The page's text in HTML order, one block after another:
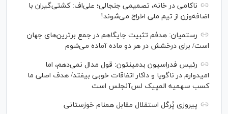
ناکامی در خانه، تصمیمی جنجالی؛ علی‌اف: کشتی‌گیران با
اضافه‌وزن از تیم ملی اخراج می‌شوند!
رستمیان: هدفم تثبیت جایگاهم در جمع برترین‌های جهان
است/ برای درخشش در هر دو ماده آماده می‌شوم
رئیس فدراسیون بدمینتون: قول مدال نمی‌دهم، اما
امیدوارم در ناگویا و داکار اتفاقات خوبی بیفتد/ هدف اصلی ما
کسب سهمیه المپیک لس‌آنجلس است
پیروزی پُرگل استقلال مقابل همنام خوزستانی